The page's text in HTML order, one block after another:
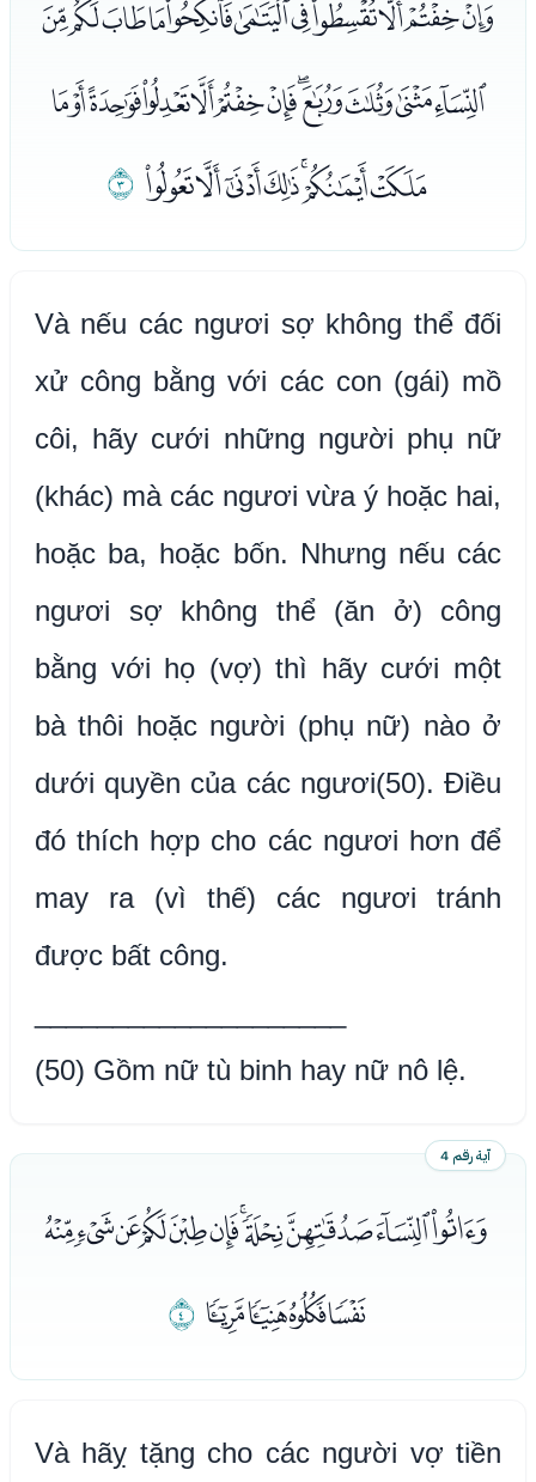
ﮄﮅﮆﮇﮈﮉﮊﮋﮌﮍﮎ
ﮏﮐﮑﮒﮓﮔﮕﮖﮗﮘﮙﮚ
ﮛﮜﮝﮞﮟﮠﮡﮢ
Và nếu các ngươi sợ không thể đối
xử công bằng với các con (gái) mồ
côi, hãy cưới những người phụ nữ
(khác) mà các ngươi vừa ý hoặc hai,
hoặc ba, hoặc bốn. Nhưng nếu các
ngươi sợ không thể (ăn ở) công
bằng với họ (vợ) thì hãy cưới một
bà thôi hoặc người (phụ nữ) nào ở
dưới quyền của các ngươi(50). Điều
đó thích hợp cho các ngươi hơn để
may ra (vì thế) các ngươi tránh
được bất công.
(50) Gồm nữ tù binh hay nữ nô lệ.
آية رقم 4
ﮣﮤﮥﮦﮧﮨﮩﮪﮫﮬﮭ
ﮮﮯﮰﮱﯓ
Và hãỵ tặng cho các người vợ tiền